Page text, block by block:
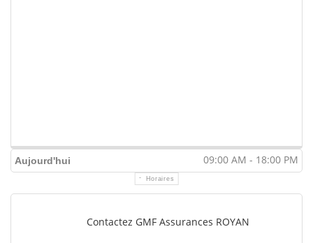
Aujourd'hui 09:00 AM - 18:00 PM
Horaires
Contactez GMF Assurances ROYAN